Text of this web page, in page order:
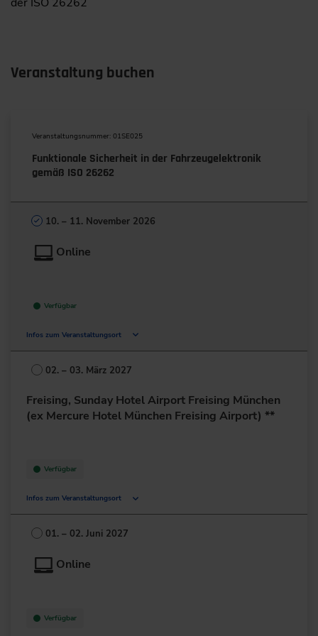
Veranstaltung buchen
Veranstaltungsnummer: 01SE025
Funktionale Sicherheit in der Fahrzeugelektronik
gemäß ISO 26262
10. – 11. November 2026
Online
Verfügbar
Infos zum Veranstaltungsort
Deutschland
+49 211/6214-201
02. – 03. März 2027
Freising, Sunday Hotel Airport Freising München
(ex Mercure Hotel München Freising Airport) **
Verfügbar
Infos zum Veranstaltungsort
Dr.-von-Daller-Str. 1-3
85356 Freising
01. – 02. Juni 2027
Online
Verfügbar